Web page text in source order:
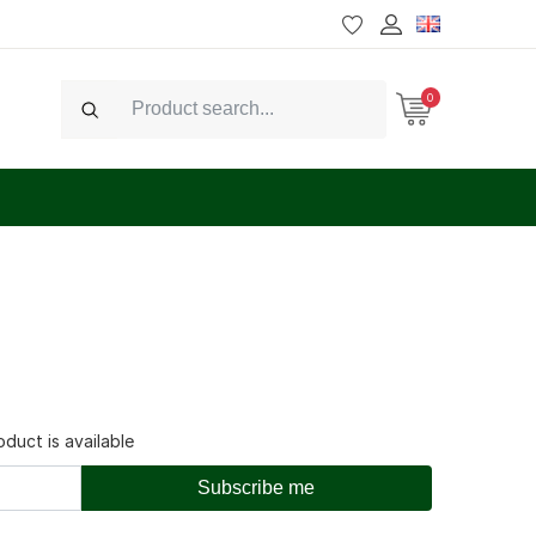
Search
0
is available
Subscribe me